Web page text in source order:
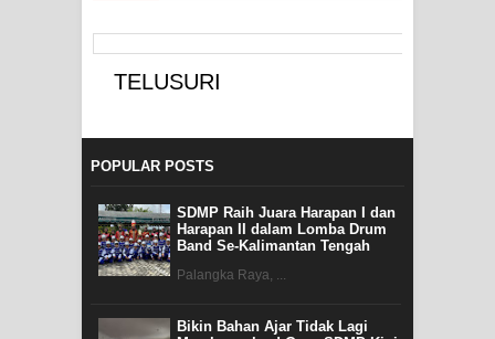
POPULAR POSTS
SDMP Raih Juara Harapan I dan
Harapan II dalam Lomba Drum
Band Se-Kalimantan Tengah
Palangka Raya, ...
Bikin Bahan Ajar Tidak Lagi